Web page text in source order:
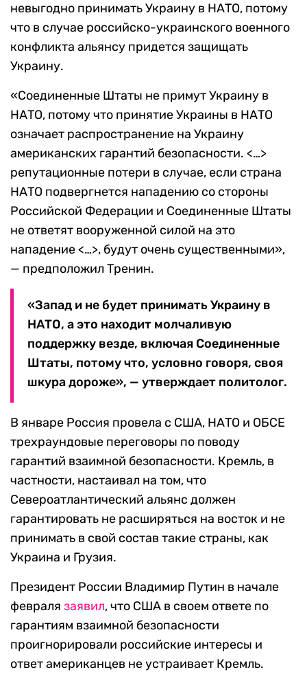
невыгодно принимать Украину в НАТО, потому
что в случае российско-украинского военного
конфликта альянсу придется защищать
Украину.
«Соединенные Штаты не примут Украину в
НАТО, потому что принятие Украины в НАТО
означает распространение на Украину
американских гарантий безопасности. <…>
репутационные потери в случае, если страна
НАТО подвергнется нападению со стороны
Российской Федерации и Соединенные Штаты
не ответят вооруженной силой на это
нападение <…>, будут очень существенными»,
— предположил Тренин.
«Запад и не будет принимать Украину в
НАТО, а это находит молчаливую
поддержку везде, включая Соединенные
Штаты, потому что, условно говоря, своя
шкура дороже», — утверждает политолог.
В январе Россия провела с США, НАТО и ОБСЕ
трехраундовые переговоры по поводу
гарантий взаимной безопасности. Кремль, в
частности, настаивал на том, что
Североатлантический альянс должен
гарантировать не расширяться на восток и не
принимать в свой состав такие страны, как
Украина и Грузия.
Президент России Владимир Путин в начале
февраля заявил, что США в своем ответе по
гарантиям взаимной безопасности
проигнорировали российские интересы и
ответ американцев не устраивает Кремль.